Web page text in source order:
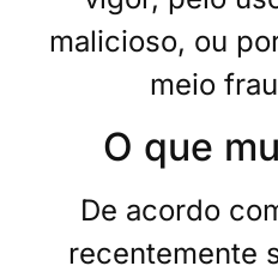
malicioso, ou
meio
O que
De acordo
recentemente